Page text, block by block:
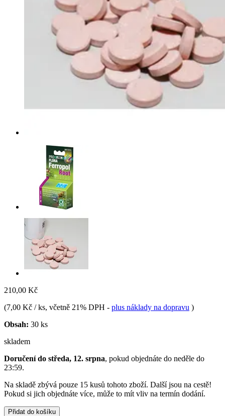
210,00 Kč
(7,00 Kč / ks, včetně 21% DPH - plus náklady na dopravu )
Obsah: 30 ks
skladem
Doručení do středa, 12. srpna, pokud objednáte do neděle do
23:59.
Na skladě zbývá pouze 15 kusů tohoto zboží. Další jsou na cestě!
Pokud si jich objednáte více, může to mít vliv na termín dodání.
Přidat do košíku